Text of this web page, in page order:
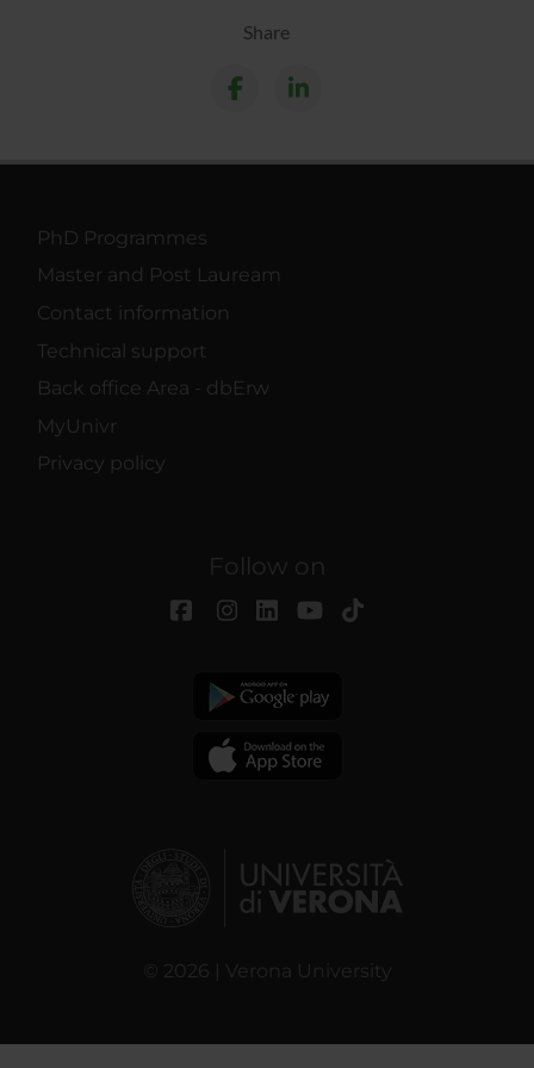
Share
PhD Programmes
Master and Post Lauream
Contact information
Technical support
Back office Area - dbErw
MyUnivr
Privacy policy
Follow on
© 2026 | Verona University